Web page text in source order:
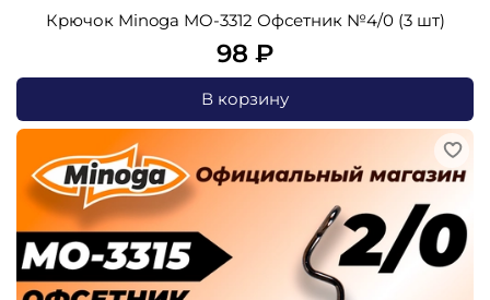
Крючок Minoga MO-3312 Офсетник №4/0 (3 шт)
98 ₽
В корзину